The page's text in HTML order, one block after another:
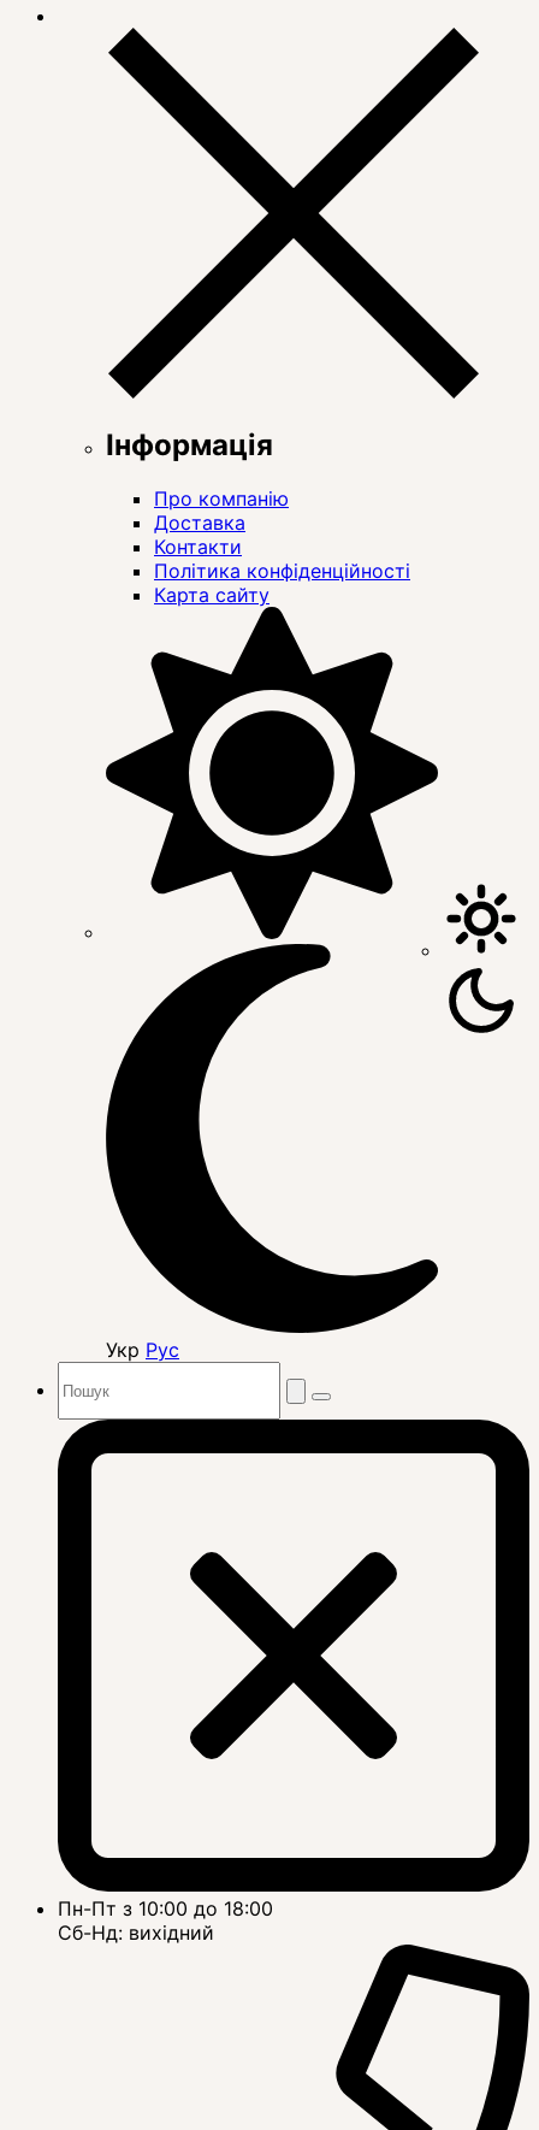
Інформація
Про компанію
Доставка
Контакти
Політика конфіденційності
Карта сайту
Укр Рус
Пн-Пт з 10:00 до 18:00
Сб-Нд: вихідний